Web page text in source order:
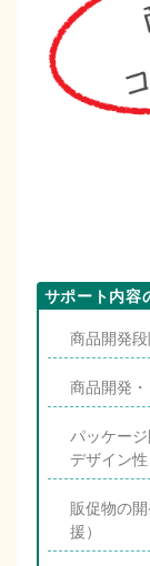
商品開発
商品開発
パッケー
デザイン性
販促物の
援）